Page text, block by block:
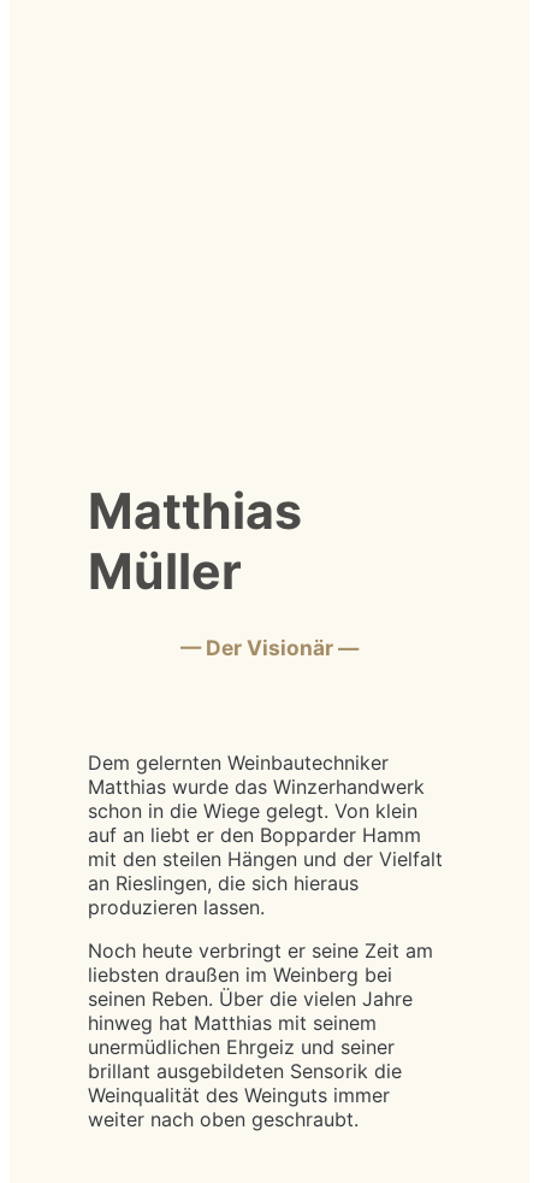
Matthias
Müller
—Der Visionär—
Dem gelernten Weinbautechniker
Matthias wurde das Winzerhandwerk
schon in die Wiege gelegt. Von klein
auf an liebt er den Bopparder Hamm
mit den steilen Hängen und der Vielfalt
an Rieslingen, die sich hieraus
produzieren lassen.
Noch heute verbringt er seine Zeit am
liebsten draußen im Weinberg bei
seinen Reben. Über die vielen Jahre
hinweg hat Matthias mit seinem
unermüdlichen Ehrgeiz und seiner
brillant ausgebildeten Sensorik die
Weinqualität des Weinguts immer
weiter nach oben geschraubt.